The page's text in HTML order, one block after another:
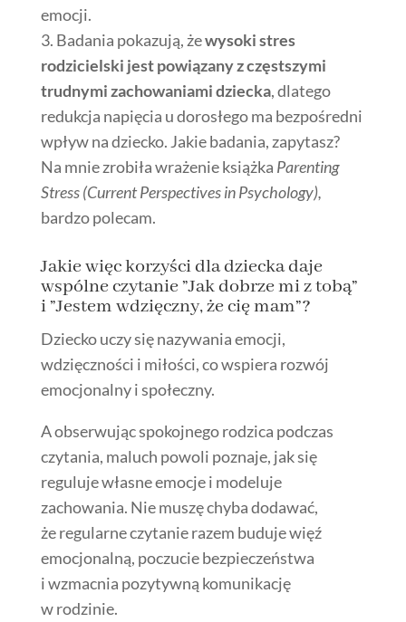
emocji.
3. Badania pokazują, żewysoki stres
rodzicielski jest powiązany z częstszymi
trudnymi zachowaniami dziecka, dlatego
redukcja napięcia u dorosłego ma bezpośredni
wpływ na dziecko. Jakie badania, zapytasz?
Na mnie zrobiła wrażenie książka Parenting
Stress (Current Perspectives in Psychology),
bardzo polecam.
Jakie więc korzyści dla dziecka daje
wspólne czytanie ”Jak dobrze mi z tobą”
i ”Jestem wdzięczny, że cię mam”?
Dziecko uczy się nazywania emocji,
wdzięczności i miłości, co wspiera rozwój
emocjonalny i społeczny.
A obserwując spokojnego rodzica podczas
czytania, maluch powoli poznaje, jak się
reguluje własne emocje i modeluje
zachowania. Nie muszę chyba dodawać,
że regularne czytanie razem buduje więź
emocjonalną, poczucie bezpieczeństwa
i wzmacnia pozytywną komunikację
w rodzinie.